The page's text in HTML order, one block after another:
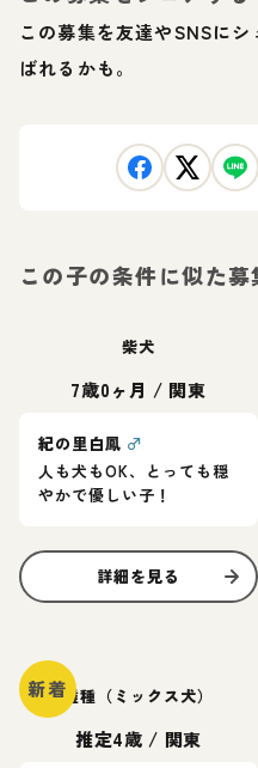
この募集を友達やSNSに
ばれるかも。
この子の条件に似た募
柴犬
7歳0ヶ月 / 関東
紀の里白鳳 ♂
人も犬もOK、とっても穏
やかで優しい子！
詳細を見る
新着雑種（ミックス犬）
推定4歳 / 関東